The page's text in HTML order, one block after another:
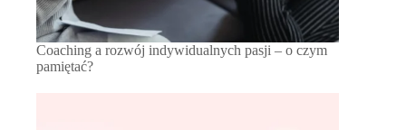
Coaching a rozwój indywidualnych pasji – o czym
pamiętać?